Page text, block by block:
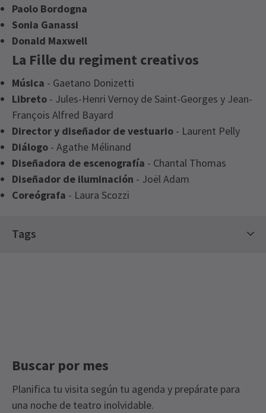
Paolo Bordogna
Sonia Ganassi
Donald Maxwell
La Fille du regiment creativos
Música - Gaetano Donizetti
Libreto - Jules-Henri Vernoy de Saint-Georges y Jean-
François Alfred Bayard
Director y diseñador de vestuario - Laurent Pelly
Diálogo - Agathe Mélinand
Diseñadora de escenografía - Chantal Thomas
Diseñador de iluminación - Joël Adam
Coreógrafa - Laura Scozzi
Tags
Buscar por mes
Planifica tu visita según tu agenda y prepárate para
una noche de teatro inolvidable.